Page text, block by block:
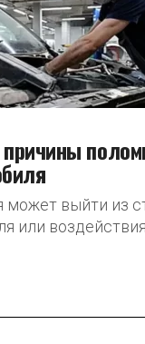
может выйти из
или воздействия